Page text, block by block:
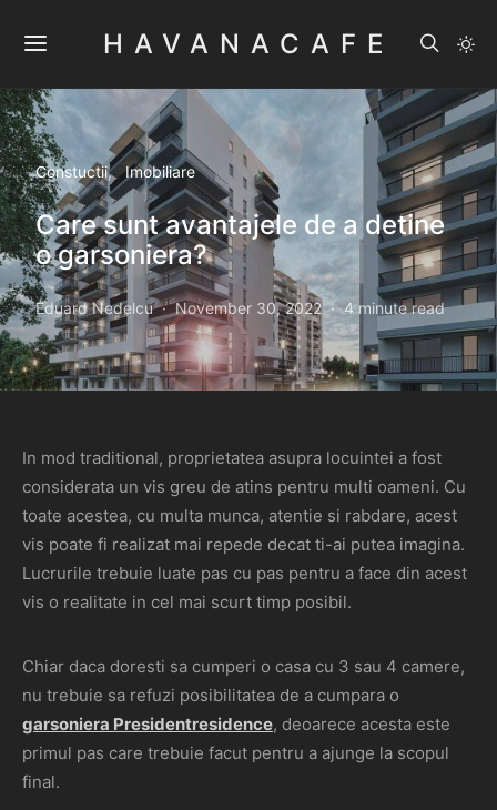
HAVANACAFE
Constuctii Imobiliare
Care sunt avantajele de a detine
o garsoniera?
Eduard Nedelcu November 30, 2022 4 minute read
In mod traditional, proprietatea asupra locuintei a fost
considerata un vis greu de atins pentru multi oameni. Cu
toate acestea, cu multa munca, atentie si rabdare, acest
vis poate fi realizat mai repede decat ti-ai putea imagina.
Lucrurile trebuie luate pas cu pas pentru a face din acest
vis o realitate in cel mai scurt timp posibil.
Chiar daca doresti sa cumperi o casa cu 3 sau 4 camere,
nu trebuie sa refuzi posibilitatea de a cumpara o
garsoniera Presidentresidence, deoarece acesta este
primul pas care trebuie facut pentru a ajunge la scopul
final.